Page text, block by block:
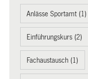
Anlässe Sportamt (1)
Einführungskurs (2)
Fachaustausch (1)